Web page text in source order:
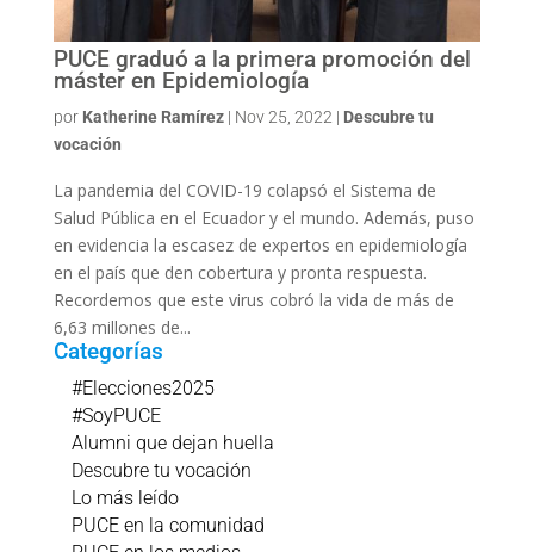
PUCE graduó a la primera promoción del
máster en Epidemiología
por Katherine Ramírez| Nov 25, 2022 | Descubre tu
vocación
La pandemia del COVID-19 colapsó el Sistema de
Salud Pública en el Ecuador y el mundo. Además, puso
en evidencia la escasez de expertos en epidemiología
en el país que den cobertura y pronta respuesta.
Recordemos que este virus cobró la vida de más de
6,63 millones de...
Categorías
#Elecciones2025
#SoyPUCE
Alumni que dejan huella
Descubre tu vocación
Lo más leído
PUCE en la comunidad